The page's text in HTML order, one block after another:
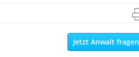
Jetzt Anwalt fragen